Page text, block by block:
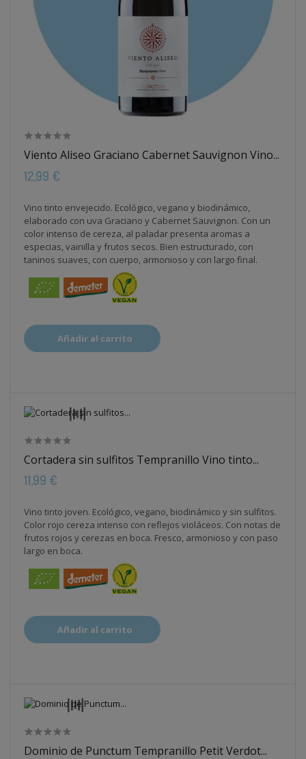
Viento Aliseo Graciano Cabernet Sauvignon Vino...
12,99 €
Vino tinto envejecido. Ecológico, vegano y biodinámico,
elaborado con uva Graciano y Cabernet Sauvignon. Con un
color intenso de cereza, al paladar presenta aromas a
especias, vainilla y frutos secos. Bien estructurado, con
taninos suaves, con cuerpo, armonioso y con largo final.
Añadir al carrito
Cortadera sin sulfitos Tempranillo Vino tinto...
11,99 €
Vino tinto joven. Ecológico, vegano, biodinámico y sin sulfitos.
Color rojo cereza intenso con reflejos violáceos. Con notas de
frutos rojos y cerezas en boca. Fresco, armonioso y con paso
largo en boca.
Añadir al carrito
Dominio de Punctum Tempranillo Petit Verdot...